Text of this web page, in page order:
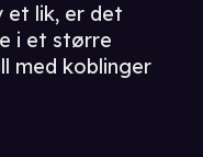
et lik, er det
i et større
med koblinger